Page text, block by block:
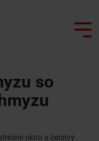
so
okno a čerstvý